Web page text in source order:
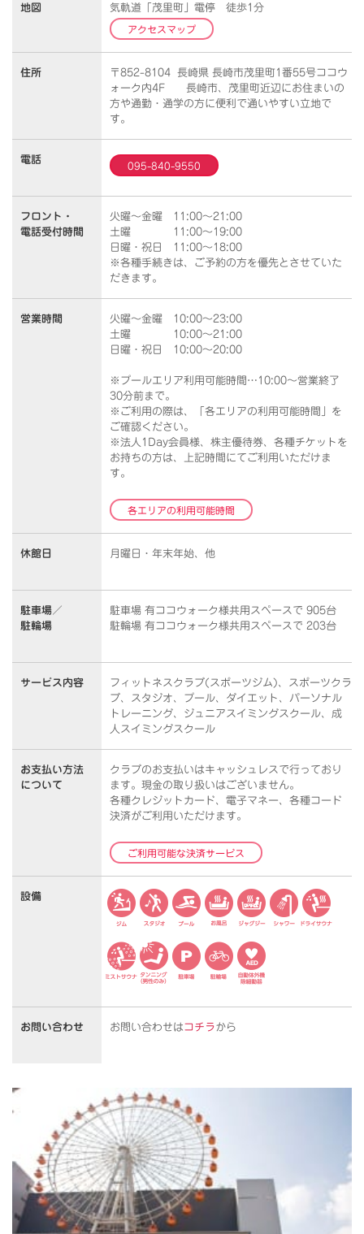
地図
気軌道「茂里町」電停 徒歩1分
アクセスマップ
住所
〒852-8104 長崎県 長崎市茂里町1番55号ココウ
ォーク内4F 長崎市、茂里町近辺にお住まいの
方や通勤・通学の方に便利で通いやすい立地で
す。
電話
095-840-9550
フロント・
電話受付時間
火曜～金曜 11:00～21:00
土曜 11:00～19:00
日曜・祝日 11:00～18:00
※各種手続きは、ご予約の方を優先とさせていた
だきます。
営業時間
火曜～金曜 10:00～23:00
土曜 10:00～21:00
日曜・祝日 10:00～20:00
※プールエリア利用可能時間…10:00～営業終了
30分前まで。
※ご利用の際は、「各エリアの利用可能時間」を
ご確認ください。
※法人1Day会員様、株主優待券、各種チケットを
お持ちの方は、上記時間にてご利用いただけま
す。
各エリアの利用可能時間
休館日 月曜日・年末年始、他
駐車場／
駐輪場
駐車場 有ココウォーク様共用スペースで 905台
駐輪場 有ココウォーク様共用スペースで 203台
サービス内容
フィットネスクラブ(スポーツジム)、スポーツクラ
ブ、スタジオ、プール、ダイエット、パーソナル
トレーニング、ジュニアスイミングスクール、成
人スイミングスクール
お支払い方法
について
クラブのお支払いはキャッシュレスで行っており
ます。 現金の取り扱いはございません。
各種クレジットカード、電子マネー、各種コード
決済がご利用いただけます。
ご利用可能な決済サービス
設備
お問い合わせ お問い合わせはコチラから